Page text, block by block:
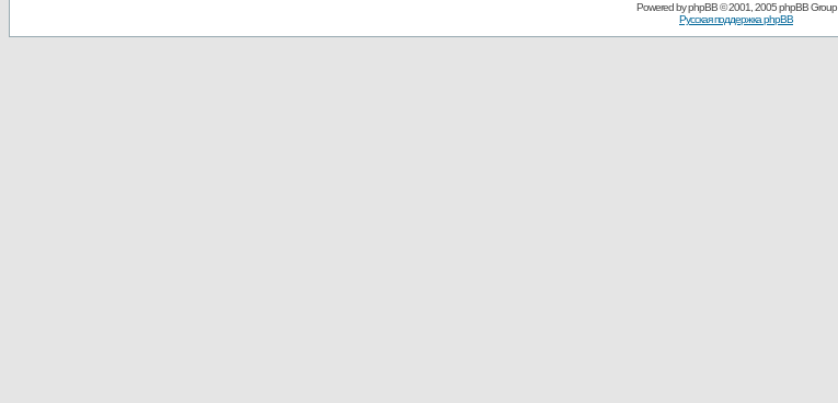
Powered byphpBB© 2001, 2005 phpBB Group
Русская поддержка phpBB